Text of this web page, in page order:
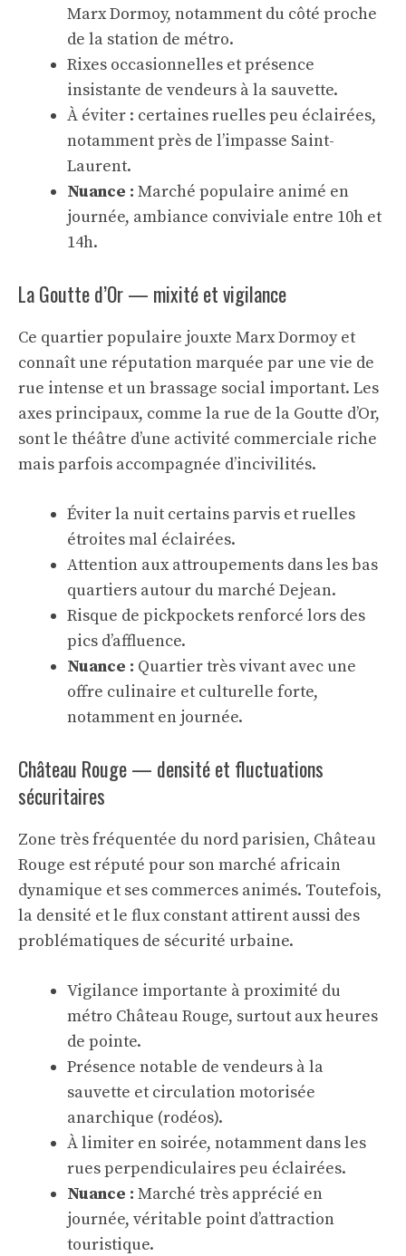
Marx Dormoy, notamment du côté proche
de la station de métro.
Rixes occasionnelles et présence
insistante de vendeurs à la sauvette.
À éviter : certaines ruelles peu éclairées,
notamment près de l’impasse Saint-
Laurent.
Nuance : Marché populaire animé en
journée, ambiance conviviale entre 10h et
14h.
La Goutte d’Or — mixité et vigilance
Ce quartier populaire jouxte Marx Dormoy et
connaît une réputation marquée par une vie de
rue intense et un brassage social important. Les
axes principaux, comme la rue de la Goutte d’Or,
sont le théâtre d’une activité commerciale riche
mais parfois accompagnée d’incivilités.
Éviter la nuit certains parvis et ruelles
étroites mal éclairées.
Attention aux attroupements dans les bas
quartiers autour du marché Dejean.
Risque de pickpockets renforcé lors des
pics d’affluence.
Nuance : Quartier très vivant avec une
offre culinaire et culturelle forte,
notamment en journée.
Château Rouge — densité et fluctuations
sécuritaires
Zone très fréquentée du nord parisien, Château
Rouge est réputé pour son marché africain
dynamique et ses commerces animés. Toutefois,
la densité et le flux constant attirent aussi des
problématiques de sécurité urbaine.
Vigilance importante à proximité du
métro Château Rouge, surtout aux heures
de pointe.
Présence notable de vendeurs à la
sauvette et circulation motorisée
anarchique (rodéos).
À limiter en soirée, notamment dans les
rues perpendiculaires peu éclairées.
Nuance : Marché très apprécié en
journée, véritable point d’attraction
touristique.